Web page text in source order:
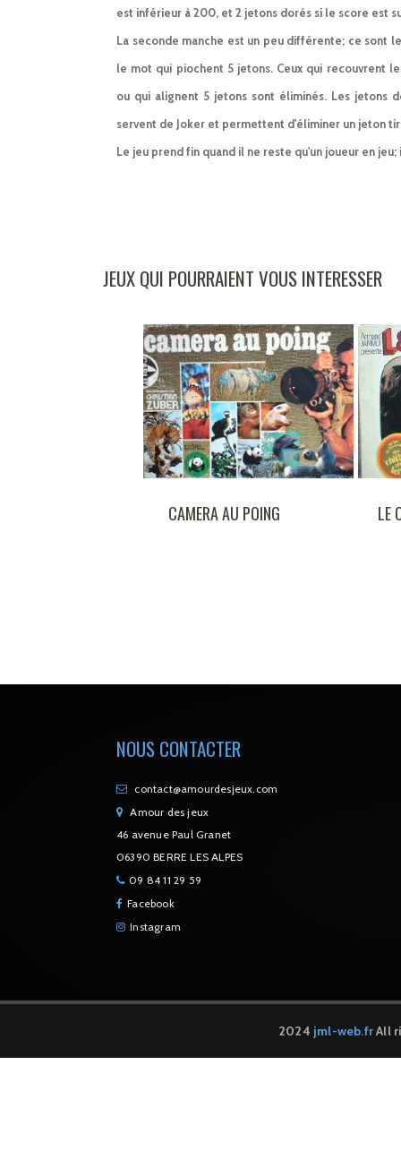
est inférieur à 200, et 2 jetons dorés si le score est
La seconde manche est un peu différente; ce sont
le mot qui piochent 5 jetons. Ceux qui recouvrent
ou qui alignent 5 jetons sont éliminés. Les jetons
servent de Joker et permettent d'éliminer un jeton
Le jeu prend fin quand il ne reste qu'un joueur en
JEUX QUI POURRAIENT VOUS INTERESSER
LE COMPTE EST BON
NOUS CONTACTER
contact@amourdesjeux.com
Amour des jeux
46 avenue Paul Granet
06390 BERRE LES ALPES
09 84 11 29 59
Facebook
Instagram
2024 jml-web.frAll